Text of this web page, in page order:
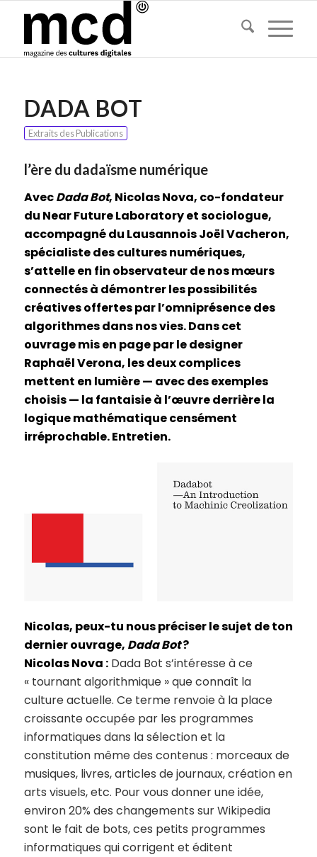
DADA BOT
Extraits des Publications
l’ère du dadaïsme numérique
AvecDada Bot, Nicolas Nova, co-fondateur
du Near Future Laboratory et sociologue,
accompagné du Lausannois Joël Vacheron,
spécialiste des cultures numériques,
s’attelle en fin observateur de nos mœurs
connectés à démontrer les possibilités
créatives offertes par l’omniprésence des
algorithmes dans nos vies. Dans cet
ouvrage mis en page par le designer
Raphaël Verona, les deux complices
mettent en lumière — avec des exemples
choisis — la fantaisie à l’œuvre derrière la
logique mathématique censément
irréprochable. Entretien.
Nicolas, peux-tu nous préciser le sujet de ton
dernier ouvrage, Dada Bot?
Nicolas Nova :Dada Bot s’intéresse à ce
« tournant algorithmique » que connaît la
culture actuelle. Ce terme renvoie à la place
croissante occupée par les programmes
informatiques dans la sélection et la
constitution même des contenus : morceaux de
musiques, livres, articles de journaux, création en
arts visuels, etc. Pour vous donner une idée,
environ 20% des changements sur Wikipedia
sont le fait de bots, ces petits programmes
informatiques qui corrigent et éditent